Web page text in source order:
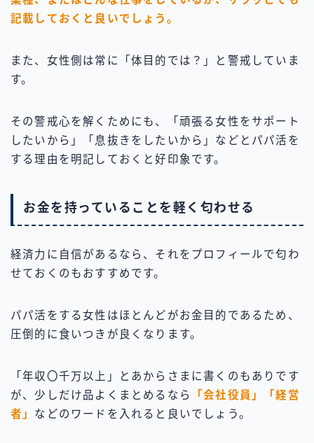
記載しておくと良いでしょう。
また、女性側は常に「体目的では？」と警戒していま
す。
その警戒心を解くためにも、「頑張る女性をサポート
したいから」「息抜きをしたいから」などとパパ活を
する理由を明記しておくと好印象です。
お金を持っていることを軽く匂わせる
経済力に自信があるなら、それをプロフィールで匂わ
せておくのもおすすめです。
パパ活をする女性はほとんどがお金目的であるため、
圧倒的に食いつきが良くなります。
「年収〇千万以上」とあからさまに書くのもありです
が、少しだけ品よくまとめるなら
「会社役員」「経営
者」 などのワードを入れると良いでしょう。